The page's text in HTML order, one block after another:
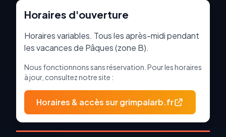
Horaires d'ouverture
Horaires variables. Tous les après-midi pendant
les vacances de Pâques (zone B).
Nous fonctionnons sans réservation. Pour les horaires
à jour, consultez notre site :
Horaires & accès sur grimpalarb.fr